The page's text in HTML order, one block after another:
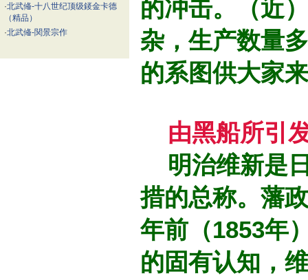
·北武偹-十八世纪顶级錽金卡德
（精品）
·北武偹-関景宗作
的冲击。（近
杂，生产数量
的系图供大家
由黑船所引
明治维新是
措的总称。藩
年前（1853年
的固有认知，